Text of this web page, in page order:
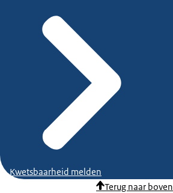
Kwetsbaarheid melden
Terug naar boven